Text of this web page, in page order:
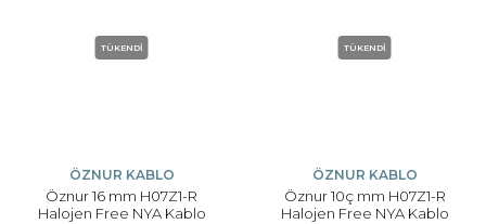
TÜKENDİ
ÖZNUR KABLO
Öznur 16 mm H07Z1-R
Halojen Free NYA Kablo
TÜKENDİ
ÖZNUR KABLO
Öznur 10ç mm H07Z1-R
Halojen Free NYA Kablo